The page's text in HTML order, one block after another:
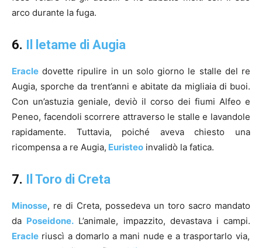
arco durante la fuga.
6. Il letame di Augia
Eracle dovette ripulire in un solo giorno le stalle del re
Augia, sporche da trent’anni e abitate da migliaia di buoi.
Con un’astuzia geniale, deviò il corso dei fiumi Alfeo e
Peneo, facendoli scorrere attraverso le stalle e lavandole
rapidamente. Tuttavia, poiché aveva chiesto una
ricompensa a re Augia, Euristeo invalidò la fatica.
7. Il Toro di Creta
Minosse, re di Creta, possedeva un toro sacro mandato
da Poseidone. L’animale, impazzito, devastava i campi.
Eracle riuscì a domarlo a mani nude e a trasportarlo via,